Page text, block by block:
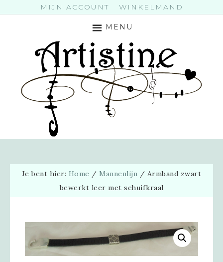
MIJN ACCOUNT WINKELMAND
MENU
Je bent hier: Home / Mannenlijn / Armband zwart
bewerkt leer met schuifkraal